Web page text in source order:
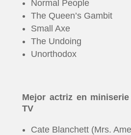
Normal People
The Queen’s Gambit
Small Axe
The Undoing
Unorthodox
Mejor actriz en
TV
Cate Blanchett (Mrs.